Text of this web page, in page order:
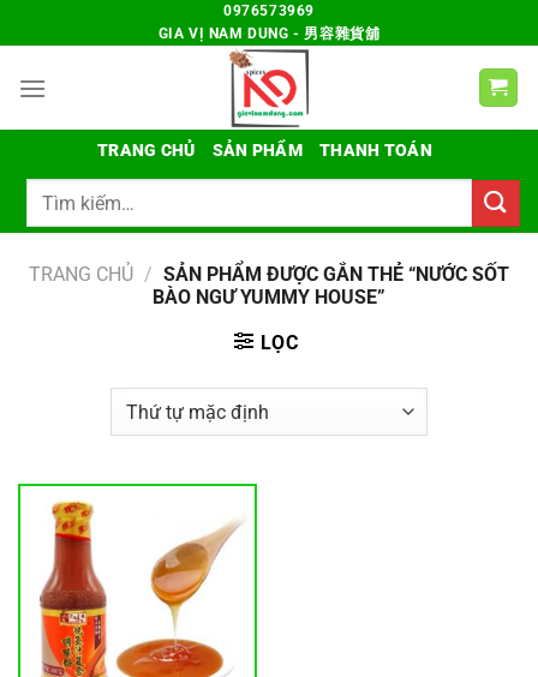
đến
dung
0976573969
GIA VỊ NAM DUNG - 男容雜貨舖
TRANG CHỦ SẢN PHẨM
THANH TOÁN
Tìm
TRANG CHỦ / SẢN PHẨM ĐƯỢC GẮN THẺ “NƯỚC SỐT
BÀO NGƯ YUMMY HOUSE”
LỌC